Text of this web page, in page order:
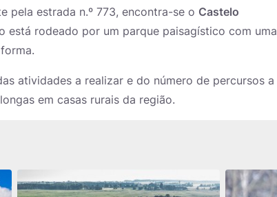
pela estrada n.º 773, encontra-se o Castelo
está rodeado por um parque paisagístico com uma
atividades a realizar e do número de percursos a
em casas rurais da região.